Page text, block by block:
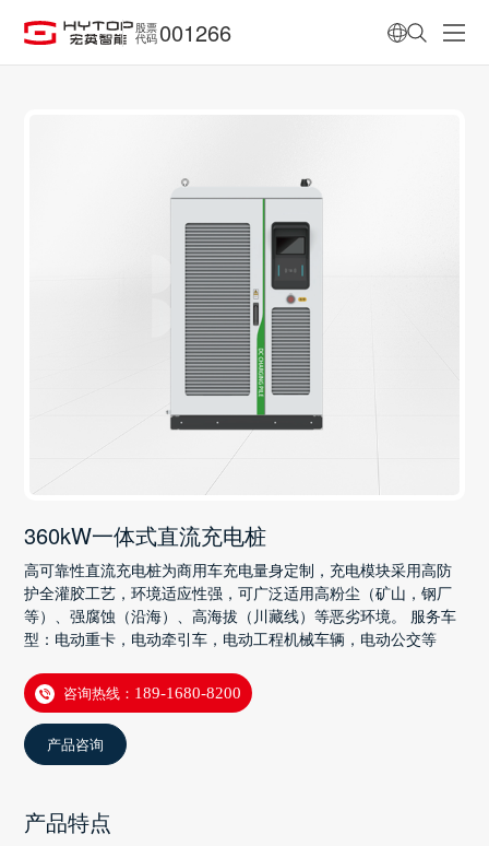
股票
代码 001266
360kW一体式直流充电桩
高可靠性直流充电桩为商用车充电量身定制，充电模块采用高防
护全灌胶工艺，环境适应性强，可广泛适用高粉尘（矿山，钢厂
等）、强腐蚀（沿海）、高海拔（川藏线）等恶劣环境。 服务车
型：电动重卡，电动牵引车，电动工程机械车辆，电动公交等
咨询热线： 189-1680-8200
产品咨询
产品特点